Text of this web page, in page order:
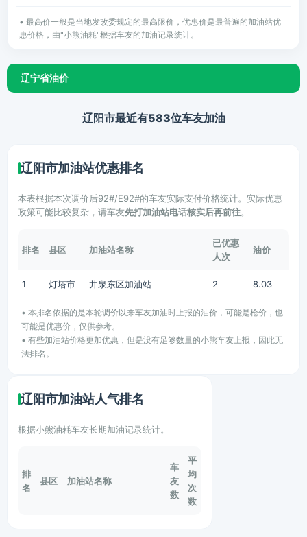
• 最高价一般是当地发改委规定的最高限价，优惠价是最普遍的加油站优
惠价格，由"小熊油耗"根据车友的加油记录统计。
辽宁省油价
辽阳市最近有583位车友加油
辽阳市加油站优惠排名
本表根据本次调价后92#/E92#的车友实际支付价格统计。实际优惠
政策可能比较复杂，请车友先打加油站电话核实后再前往。
排名 县区 加油站名称
已优惠
人次
油价
1 灯塔市 井泉东区加油站 2 8.03
• 本排名依据的是本轮调价以来车友加油时上报的油价，可能是枪价，也
可能是优惠价，仅供参考。
• 有些加油站价格更加优惠，但是没有足够数量的小熊车友上报，因此无
法排名。
辽阳市加油站人气排名
根据小熊油耗车友长期加油记录统计。
排
名
县区 加油站名称
车
友
数
平
均
次
数